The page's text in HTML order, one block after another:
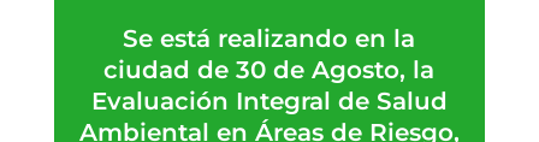
Se está realizando en la
ciudad de 30 de Agosto, la
Evaluación Integral de Salud
Ambiental en Áreas de Riesgo,